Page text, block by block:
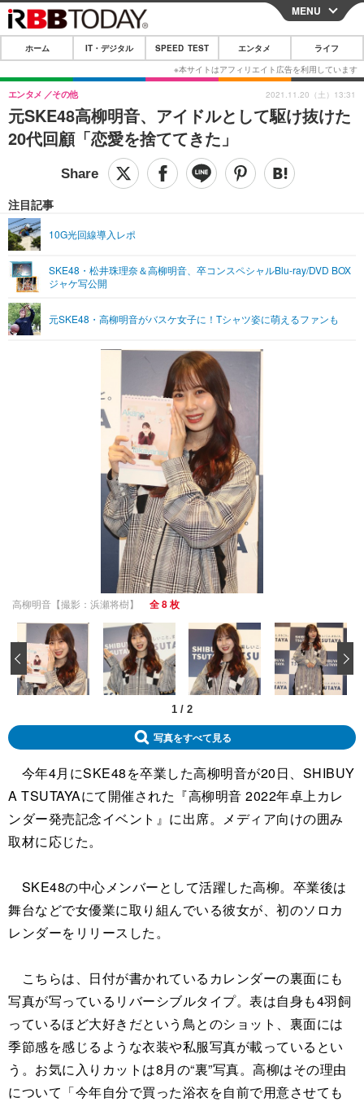
CLOSE
ホーム
IT・デジタル
IT・デジタルTOP スマートフォン
ショッピング その他
SPEED TEST
エンタメTOP 映画・ドラマ
グラビア
ショッピング その他
ライフTOP
その他
リリース一覧
プッシュ通知の停止方法
MENU
ホーム IT・デジタル SPEED TEST エンタメ ライフ
元SKE48高柳明音、アイドルとして駆け抜けた
20代回顧「恋愛を捨ててきた」
エンタメ その他
注目記事
10G光回線導入レポ
SKE48・松井珠理奈＆高柳明音、卒コンスペシャルBlu-ray/DVD BOX
ジャケ写公開
元SKE48・高柳明音がバスケ女子に！Tシャツ姿に萌えるファンも
2021.11.20（土）13:31
高柳明音【撮影：浜瀬将樹】 全 8 枚
1 / 2
‹
写真をすべて見る
今年4月にSKE48を卒業した高柳明音が20日、SHIBUY
A TSUTAYAにて開催された『高柳明音 2022年卓上カレ
ンダー発売記念イベント』に出席。メディア向けの囲み
取材に応じた。
SKE48の中心メンバーとして活躍した高柳。卒業後は
舞台などで女優業に取り組んでいる彼女が、初のソロカ
レンダーをリリースした。
こちらは、日付が書かれているカレンダーの裏面にも
写真が写っているリバーシブルタイプ。表は自身も4羽飼
っているほど大好きだという鳥とのショット、裏面には
季節感を感じるような衣装や私服写真が載っているとい
う。お気に入りカットは8月の“裏”写真。高柳はその理由
について「今年自分で買った浴衣を自前で用意させても